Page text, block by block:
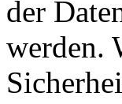
der
werden.